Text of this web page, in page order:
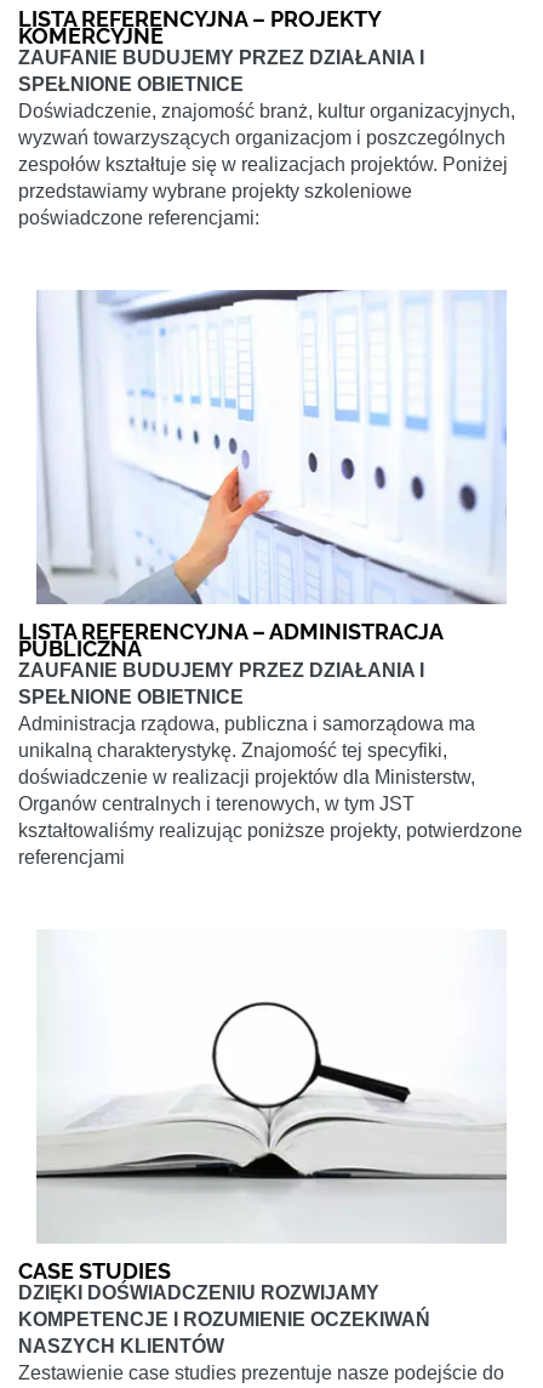
LISTA REFERENCYJNA – PROJEKTY
KOMERCYJNE
ZAUFANIE BUDUJEMY PRZEZ DZIAŁANIA I
SPEŁNIONE OBIETNICE
Doświadczenie, znajomość branż, kultur organizacyjnych,
wyzwań towarzyszących organizacjom i poszczególnych
zespołów kształtuje się w realizacjach projektów. Poniżej
przedstawiamy wybrane projekty szkoleniowe
poświadczone referencjami:
LISTA REFERENCYJNA – ADMINISTRACJA
PUBLICZNA
ZAUFANIE BUDUJEMY PRZEZ DZIAŁANIA I
SPEŁNIONE OBIETNICE
Administracja rządowa, publiczna i samorządowa ma
unikalną charakterystykę. Znajomość tej specyfiki,
doświadczenie w realizacji projektów dla Ministerstw,
Organów centralnych i terenowych, w tym JST
kształtowaliśmy realizując poniższe projekty, potwierdzone
referencjami
CASE STUDIES
DZIĘKI DOŚWIADCZENIU ROZWIJAMY
KOMPETENCJE I ROZUMIENIE OCZEKIWAŃ
NASZYCH KLIENTÓW
Zestawienie case studies prezentuje nasze podejście do